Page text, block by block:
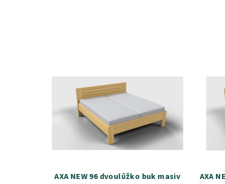
AXA NEW 96 dvoulůžko buk masiv AXA